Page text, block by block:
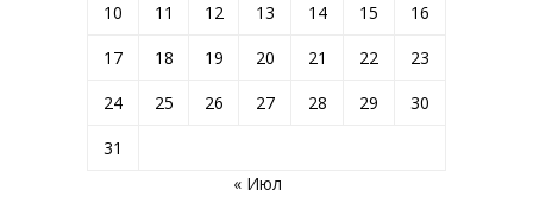
10
11 12 13 14 15
16
17
18 19 20 21 22
23
24
25 26 27 28 29
30
31
« Июл